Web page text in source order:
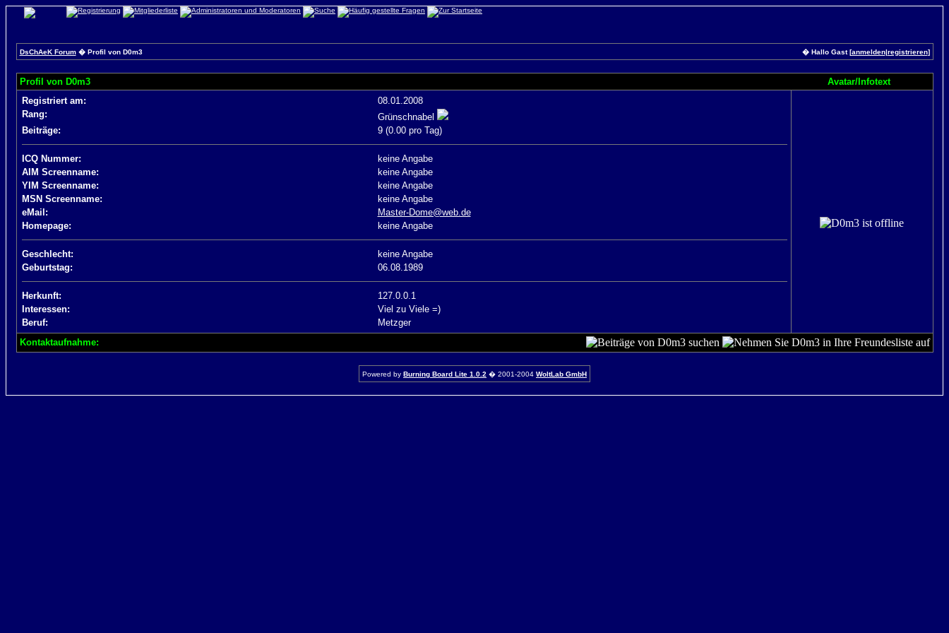
DsChAeK Forum� Profil von D0m3 � Hallo Gast [anmelden|registrieren]
Profil von D0m3
Avatar/Infotext
Registriert am:
08.01.2008
Rang:
Grünschnabel
Beiträge:
9 (0.00 pro Tag)
ICQ Nummer:
keine Angabe
AIM Screenname:
keine Angabe
YIM Screenname:
keine Angabe
MSN Screenname:
keine Angabe
eMail:
Master-Dome@web.de
Homepage:
keine Angabe
Geschlecht:
keine Angabe
Geburtstag:
06.08.1989
Herkunft:
127.0.0.1
Interessen:
Viel zu Viele =)
Beruf:
Metzger
Kontaktaufnahme:
Powered by Burning Board Lite 1.0.2 � 2001-2004 WoltLab GmbH